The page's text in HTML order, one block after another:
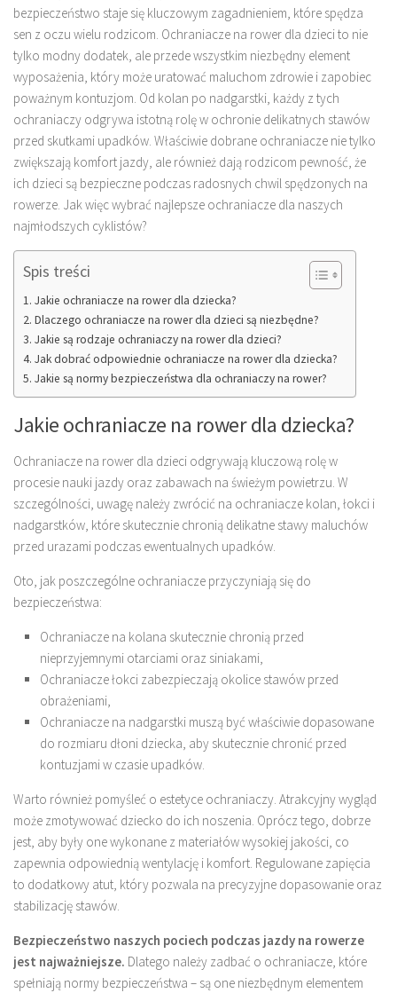
bezpieczeństwo staje się kluczowym zagadnieniem, które spędza
sen z oczu wielu rodzicom. Ochraniacze na rower dla dzieci to nie
tylko modny dodatek, ale przede wszystkim niezbędny element
wyposażenia, który może uratować maluchom zdrowie i zapobiec
poważnym kontuzjom. Od kolan po nadgarstki, każdy z tych
ochraniaczy odgrywa istotną rolę w ochronie delikatnych stawów
przed skutkami upadków. Właściwie dobrane ochraniacze nie tylko
zwiększają komfort jazdy, ale również dają rodzicom pewność, że
ich dzieci są bezpieczne podczas radosnych chwil spędzonych na
rowerze. Jak więc wybrać najlepsze ochraniacze dla naszych
najmłodszych cyklistów?
Spis treści
Jakie ochraniacze na rower dla dziecka?
Dlaczego ochraniacze na rower dla dzieci są niezbędne?
Jakie są rodzaje ochraniaczy na rower dla dzieci?
Jak dobrać odpowiednie ochraniacze na rower dla dziecka?
Jakie są normy bezpieczeństwa dla ochraniaczy na rower?
Jakie ochraniacze na rower dla dziecka?
Ochraniacze na rower dla dzieci odgrywają kluczową rolę w
procesie nauki jazdy oraz zabawach na świeżym powietrzu. W
szczególności, uwagę należy zwrócić na ochraniacze kolan, łokci i
nadgarstków, które skutecznie chronią delikatne stawy maluchów
przed urazami podczas ewentualnych upadków.
Oto, jak poszczególne ochraniacze przyczyniają się do
bezpieczeństwa:
Ochraniacze na kolana skutecznie chronią przed
nieprzyjemnymi otarciami oraz siniakami,
Ochraniacze łokci zabezpieczają okolice stawów przed
obrażeniami,
Ochraniacze na nadgarstki muszą być właściwie dopasowane
do rozmiaru dłoni dziecka, aby skutecznie chronić przed
kontuzjami w czasie upadków.
Warto również pomyśleć o estetyce ochraniaczy. Atrakcyjny wygląd
może zmotywować dziecko do ich noszenia. Oprócz tego, dobrze
jest, aby były one wykonane z materiałów wysokiej jakości, co
zapewnia odpowiednią wentylację i komfort. Regulowane zapięcia
to dodatkowy atut, który pozwala na precyzyjne dopasowanie oraz
stabilizację stawów.
Bezpieczeństwo naszych pociech podczas jazdy na rowerze
jest najważniejsze. Dlatego należy zadbać o ochraniacze, które
spełniają normy bezpieczeństwa – są one niezbędnym elementem